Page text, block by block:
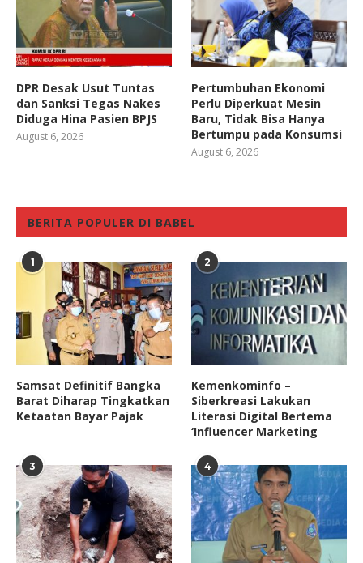
DPR Desak Usut Tuntas
dan Sanksi Tegas Nakes
Diduga Hina Pasien BPJS
August 6, 2026
Pertumbuhan Ekonomi
Perlu Diperkuat Mesin
Baru, Tidak Bisa Hanya
Bertumpu pada Konsumsi
August 6, 2026
BERITA POPULER DI BABEL
1
Samsat Definitif Bangka
Barat Diharap Tingkatkan
Ketaatan Bayar Pajak
2
Kemenkominfo –
Siberkreasi Lakukan
Literasi Digital Bertema
‘Influencer Marketing
3 4